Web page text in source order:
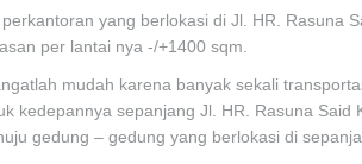
yang berlokasi di Jl. HR. Rasuna
per lantai nya -/+1400 sqm.
mudah karena banyak sekali
kedepannya sepanjang Jl. HR. Rasuna
gedung – gedung yang berlokasi di